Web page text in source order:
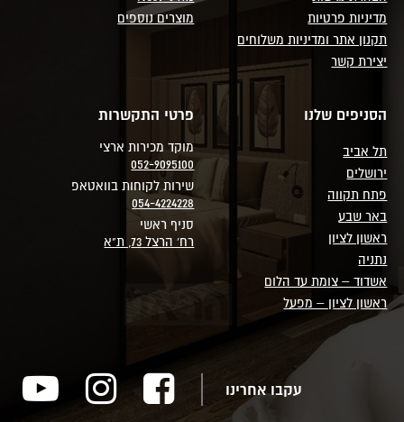
מדיניות פרטיות
תקנון אתר ומדיניות משלוחים
יצירת קשר
מוצרים נוספים
הסניפים שלנו
תל אביב
ירושלים
פתח תקווה
באר שבע
ראשון לציון
נתניה
אשדוד – צומת עד הלום
ראשון לציון – מפעל
פרטי התקשרות
מוקד מכירות ארצי
052-9095100
שירות לקוחות בוואטאפ
054-4224228
סניף ראשי
רח' הרצל 73, ת"א
עקבו אחרינו